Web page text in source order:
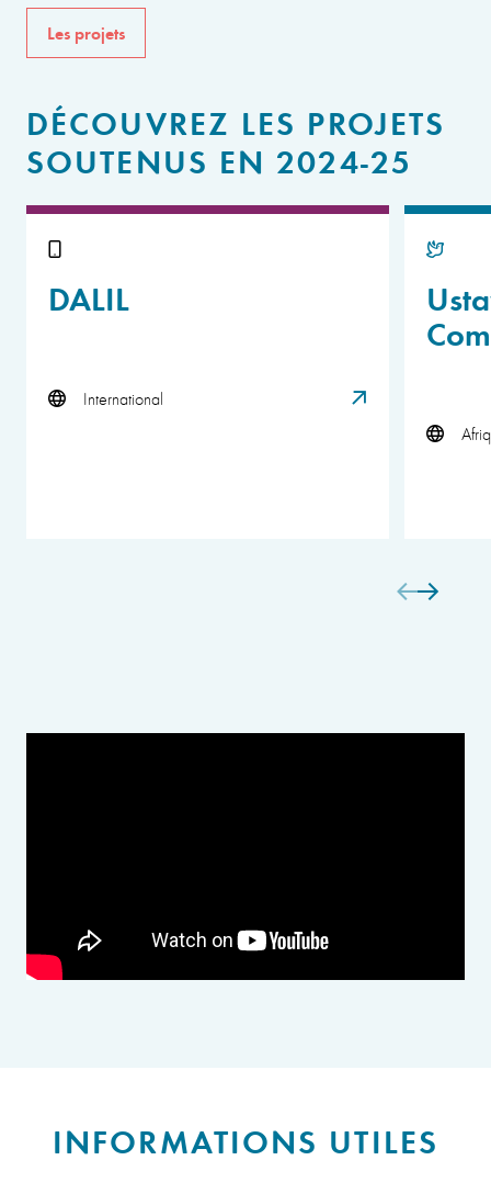
Les projets
DÉCOUVREZ LES PROJETS
SOUTENUS EN 2024-25
DALIL
International
INFORMATIONS UTILES